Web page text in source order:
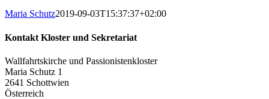
Maria Schutz2019-09-03T15:37:37+02:00
Kontakt Kloster und Sekretariat
Wallfahrtskirche und Passionistenkloster
Maria Schutz 1
2641 Schottwien
Österreich